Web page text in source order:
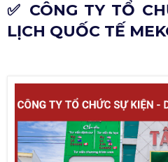
✅ CÔNG TY TỔ
LỊCH QUỐC TẾ